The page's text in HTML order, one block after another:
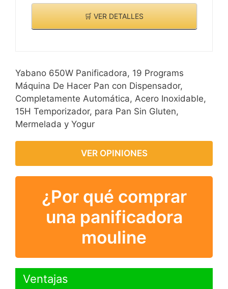
🛒 VER DETALLES
Yabano 650W Panificadora, 19 Programs
Máquina De Hacer Pan con Dispensador,
Completamente Automática, Acero Inoxidable,
15H Temporizador, para Pan Sin Gluten,
Mermelada y Yogur
VER OPINIONES
¿Por qué comprar
una panificadora
mouline
Ventajas